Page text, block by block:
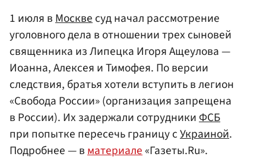
1 июля вМосквесуд начал рассмотрение
уголовного дела в отношении трех сыновей
священника из Липецка Игоря Ащеулова —
Иоанна, Алексея и Тимофея. По версии
следствия, братья хотели вступить в легион
«Свобода России» (организация запрещена
в России). Их задержали сотрудникиФСБ
при попытке пересечь границу сУкраиной.
Подробнее — вматериале«Газеты.Ru».